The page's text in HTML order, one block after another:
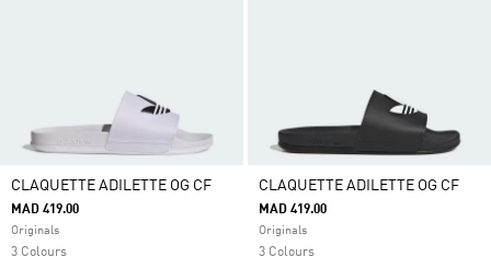
CLAQUETTE ADILETTE OG CF
MAD 419.00
Originals
3 Colours
CLAQUETTE ADILETTE OG CF
MAD 419.00
Originals
3 Colours